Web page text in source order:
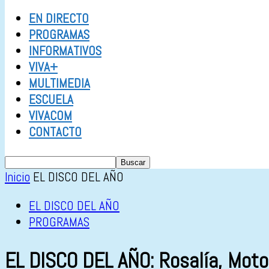
EN DIRECTO
PROGRAMAS
INFORMATIVOS
VIVA+
MULTIMEDIA
ESCUELA
VIVACOM
CONTACTO
Inicio EL DISCO DEL AÑO
EL DISCO DEL AÑO
PROGRAMAS
EL DISCO DEL AÑO: Rosalía,